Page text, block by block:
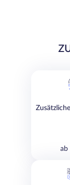
ab